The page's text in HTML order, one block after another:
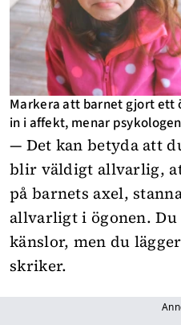
Markera att barnet gjort ett
in i affekt, menar
— Det kan betyda att
blir väldigt allvarlig,
på barnets axel,
allvarligt i ögonen. Du
känslor, men du
skriker.